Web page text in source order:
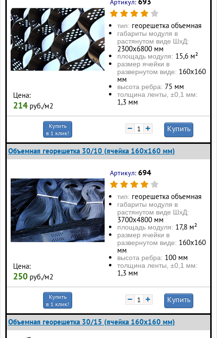
Цена:
214 руб./м2
Артикул:
тип: георешетка объемная
габариты модуля в
растянутом виде ШхД:
2300х6800 мм
площадь модуля: 15,6 м²
размер ячейки в
развернутом виде: 160х160
мм
высота ребра: 75 мм
толщина ленты, ±0,1 мм:
1,3 мм
Купить
в 1 клик!
− + Купить
Объемная георешетка 30/10 (ячейка 160x160 мм)
Цена:
250 руб./м2
Артикул: 694
тип: георешетка объемная
габариты модуля в
растянутом виде ШхД:
3700х4800 мм
площадь модуля: 17,8 м²
размер ячейки в
развернутом виде: 160х160
мм
высота ребра: 100 мм
толщина ленты, ±0,1 мм:
1,3 мм
Купить
в 1 клик!
− + Купить
Объемная георешетка 30/15 (ячейка 160x160 мм)